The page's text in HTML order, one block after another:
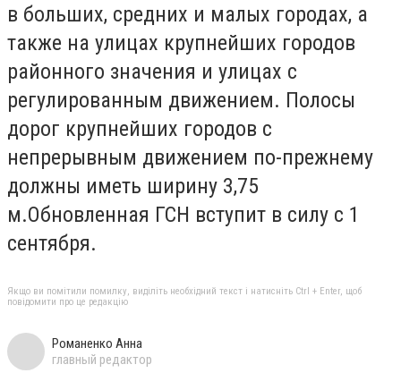
в больших, средних и малых городах, а
также на улицах крупнейших городов
районного значения и улицах с
регулированным движением. Полосы
дорог крупнейших городов с
непрерывным движением по-прежнему
должны иметь ширину 3,75
м.Обновленная ГСН вступит в силу с 1
сентября.
Якщо ви помітили помилку, виділіть необхідний текст і натисніть Ctrl + Enter, щоб
повідомити про це редакцію
Романенко Анна
главный редактор